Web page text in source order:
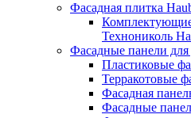
Фасадная плитка
Технониколь
Фасадные панели для
Пластиковые
Терракотовые
Фасадная
Фасадные